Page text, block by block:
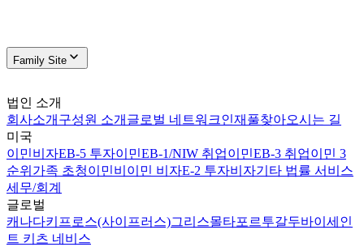
Family Site
법인 소개
회사소개 구성원 소개 글로벌 네트워크인재풀찾아오시는 길
미국
이민비자EB-5 투자이민EB-1/NIW 취업이민EB-3 취업이민 3
순위 가족 초청이민비이민 비자E-2 투자비자기타 법률 서비스
세무/회계
글로벌
캐나다키프로스(사이프러스)그리스몰타포르투갈두바이 세인
트 키츠 네비스